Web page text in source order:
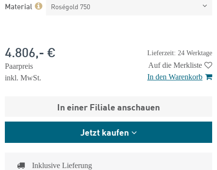
Material Roségold 750
Lieferzeit: 24 Werktage
4.806,- €
Paarpreis
inkl. MwSt.
Auf die Merkliste
In den Warenkorb
In einer Filiale anschauen
Jetzt kaufen
Inklusive Lieferung